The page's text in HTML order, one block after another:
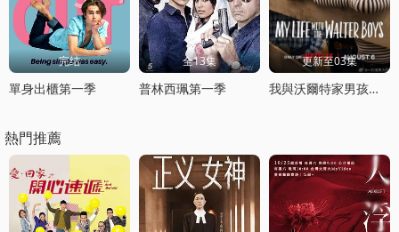
完结
單身出櫃第一季
全13集
普林西珮第一季
更新至03集
我與沃爾特家男孩的生活第三季
熱門推薦